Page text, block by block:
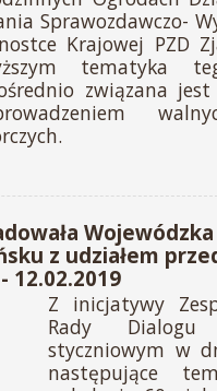
Sprawozdawczo-
Krajowej PZD
tematyka
związana
z udziałem
12.02.2019
Z inicjatywy
Rady Dialogu
styczniowym w
następujące